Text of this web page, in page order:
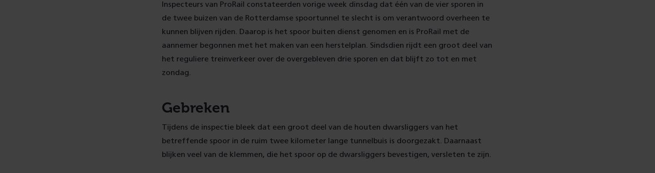
Inspecteurs van ProRail constateerden vorige week dinsdag dat één van de vier sporen in
de twee buizen van de Rotterdamse spoortunnel te slecht is om verantwoord overheen te
kunnen blijven rijden. Daarop is het spoor buiten dienst genomen en is ProRail met de
aannemer begonnen met het maken van een herstelplan. Sindsdien rijdt een groot deel van
het reguliere treinverkeer over de overgebleven drie sporen en dat blijft zo tot en met
zondag.
Gebreken
Tijdens de inspectie bleek dat een groot deel van de houten dwarsliggers van het
betreffende spoor in de ruim twee kilometer lange tunnelbuis is doorgezakt. Daarnaast
blijken veel van de klemmen, die het spoor op de dwarsliggers bevestigen, versleten te zijn.